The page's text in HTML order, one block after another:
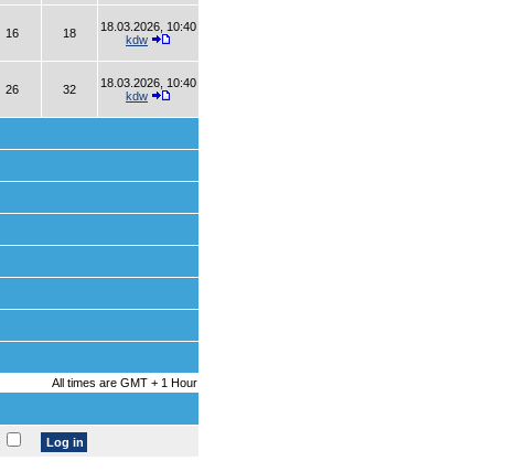
16 18
18.03.2026, 10:40
kdw
26 32
18.03.2026, 10:40
kdw
All times are GMT + 1 Hour